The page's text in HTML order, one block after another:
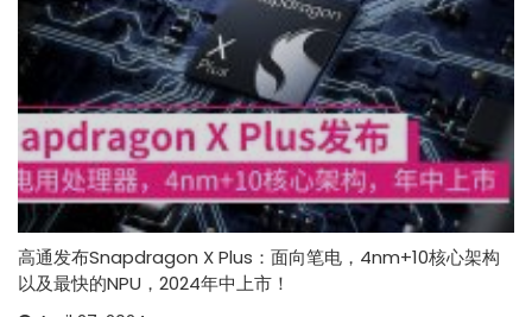
高通发布Snapdragon X Plus：面向笔电，4nm+10核心架构
以及最快的NPU，2024年中上市！